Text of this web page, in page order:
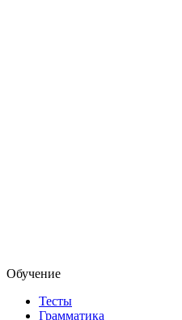
Обучение
Тесты
Грамматика